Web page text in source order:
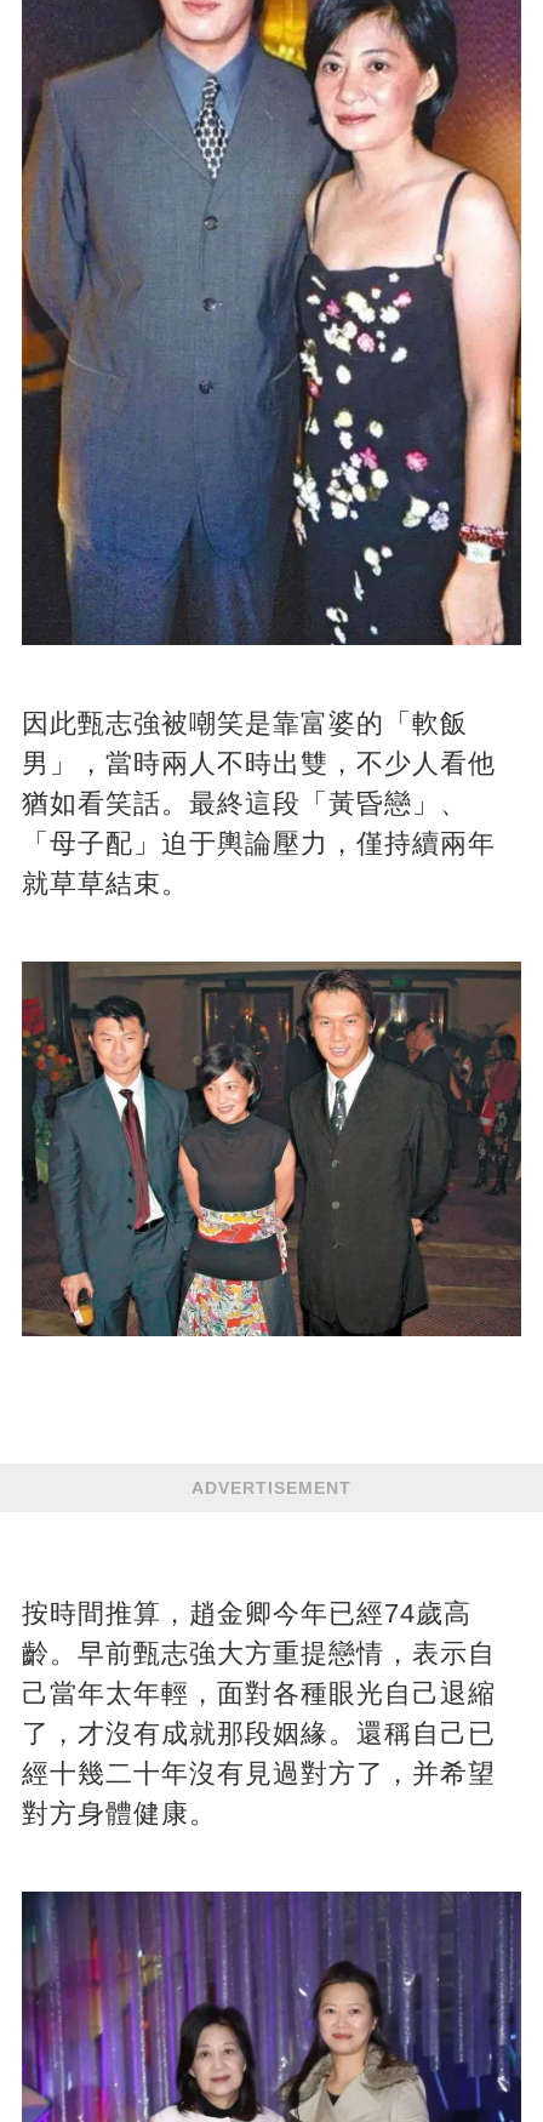
因此甄志強被嘲笑是靠富婆的「軟飯
男」，當時兩人不時出雙，不少人看他
猶如看笑話。最終這段「黃昏戀」、
「母子配」迫于輿論壓力，僅持續兩年
就草草結束。
ADVERTISEMENT
按時間推算，趙金卿今年已經74歲高
齡。早前甄志強大方重提戀情，表示自
己當年太年輕，面對各種眼光自己退縮
了，才沒有成就那段姻緣。還稱自己已
經十幾二十年沒有見過對方了，并希望
對方身體健康。